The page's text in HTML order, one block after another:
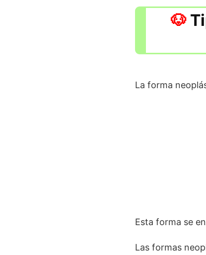
La forma
Esta forma se
Las formas